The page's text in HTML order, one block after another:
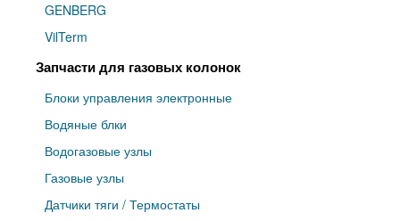
GENBERG
VilTerm
Запчасти для газовых колонок
Блоки управления электронные
Водяные блки
Водогазовые узлы
Газовые узлы
Датчики тяги / Термостаты